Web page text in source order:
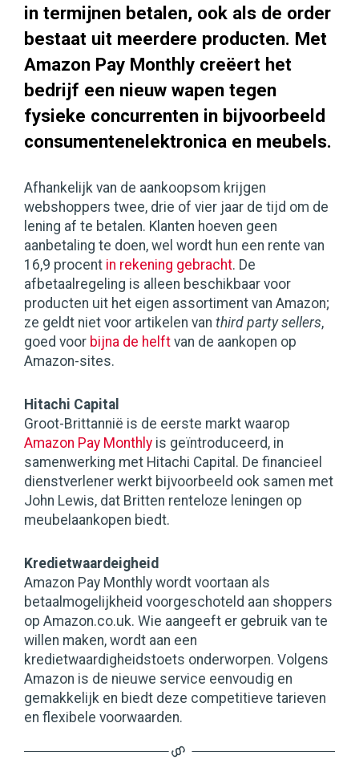
in termijnen betalen, ook als de order
bestaat uit meerdere producten. Met
Amazon Pay Monthly creëert het
bedrijf een nieuw wapen tegen
fysieke concurrenten in bijvoorbeeld
consumentenelektronica en meubels.
Afhankelijk van de aankoopsom krijgen
webshoppers twee, drie of vier jaar de tijd om de
lening af te betalen. Klanten hoeven geen
aanbetaling te doen, wel wordt hun een rente van
16,9 procent in rekening gebracht. De
afbetaalregeling is alleen beschikbaar voor
producten uit het eigen assortiment van Amazon;
ze geldt niet voor artikelen van third party sellers,
goed voor bijna de helft van de aankopen op
Amazon-sites.
Hitachi Capital
Groot-Brittannië is de eerste markt waarop
Amazon Pay Monthly is geïntroduceerd, in
samenwerking met Hitachi Capital. De financieel
dienstverlener werkt bijvoorbeeld ook samen met
John Lewis, dat Britten renteloze leningen op
meubelaankopen biedt.
Kredietwaardeigheid
Amazon Pay Monthly wordt voortaan als
betaalmogelijkheid voorgeschoteld aan shoppers
op Amazon.co.uk. Wie aangeeft er gebruik van te
willen maken, wordt aan een
kredietwaardigheidstoets onderworpen. Volgens
Amazon is de nieuwe service eenvoudig en
gemakkelijk en biedt deze competitieve tarieven
en flexibele voorwaarden.